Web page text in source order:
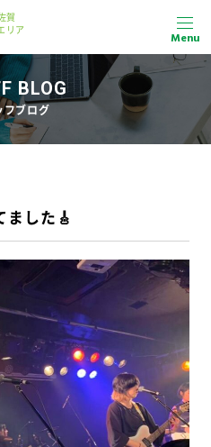
賀
リア
Menu
BLOG
フブログ
ました🎸